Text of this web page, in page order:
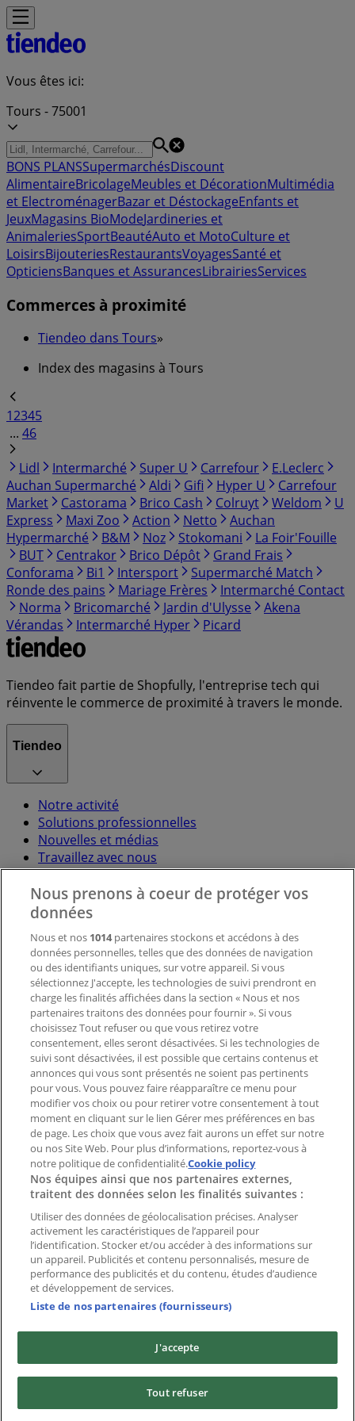
Vous êtes ici:
Tours - 75001
BONS PLANSSupermarchésDiscount
AlimentaireBricolageMeubles et DécorationMultimédia
et ElectroménagerBazar et DéstockageEnfants et
JeuxMagasins BioModeJardineries et
AnimaleriesSportBeautéAuto et MotoCulture et
LoisirsBijouteriesRestaurantsVoyagesSanté et
OpticiensBanques et AssurancesLibrairiesServices
Commerces à proximité
Tiendeo dans Tours»
Index des magasins à Tours
12345
... 46
Lidl
Intermarché Super U Carrefour
E.Leclerc
Auchan Supermarché
Aldi Gifi Hyper U
Carrefour
Market
Castorama Brico Cash Colruyt Weldom
U
Express
Maxi Zoo Action Netto
Auchan
Hypermarché
B&M Noz Stokomani
La Foir'Fouille
BUT
Centrakor Brico Dépôt
Grand Frais
Conforama
Bi1 Intersport
Supermarché Match
Ronde des pains
Mariage Frères
Intermarché Contact
Norma
Bricomarché Jardin d'Ulysse
Akena
Vérandas
Intermarché Hyper Picard
Tiendeo fait partie de Shopfully, l'entreprise tech qui
réinvente le commerce de proximité à travers le monde.
Tiendeo
Notre activité
Solutions professionnelles
Nouvelles et médias
Travaillez avec nous
Contactez-nous
Demande marketing et professionnelle
Magasin mal situé sur la carte
Signaler un prospectus
Vous rencontrez un problème technique sur l’appli
ou le site?
Index
Marques
Marques locales
Enseignes
Commerces à proximité
Produits
Produits locaux
Villes
Télécharger l'appli Tiendeo
Copyright © Tiendeo ® 2026 · Shopfully Marketing S.L.U. –
Nous prenons à coeur de protéger vos
données
Nous et nos 1014partenaires stockons et accédons à des
données personnelles, telles que des données de navigation
ou des identifiants uniques, sur votre appareil. Si vous
sélectionnez J'accepte, les technologies de suivi prendront en
charge les finalités affichées dans la section « Nous et nos
partenaires traitons des données pour fournir ». Si vous
choisissez Tout refuser ou que vous retirez votre
consentement, elles seront désactivées. Si les technologies de
suivi sont désactivées, il est possible que certains contenus et
annonces qui vous sont présentés ne soient pas pertinents
pour vous. Vous pouvez faire réapparaître ce menu pour
modifier vos choix ou pour retirer votre consentement à tout
moment en cliquant sur le lien Gérer mes préférences en bas
de page. Les choix que vous avez fait aurons un effet sur notre
ou nos Site Web. Pour plus d’informations, reportez-vous à
notre politique de confidentialité.Cookie policy
Nos équipes ainsi que nos partenaires externes,
traitent des données selon les finalités suivantes :
Utiliser des données de géolocalisation précises. Analyser
activement les caractéristiques de l’appareil pour
l’identification. Stocker et/ou accéder à des informations sur
un appareil. Publicités et contenu personnalisés, mesure de
performance des publicités et du contenu, études d’audience
et développement de services.
Liste de nos partenaires (fournisseurs)
J'accepte
Tout refuser